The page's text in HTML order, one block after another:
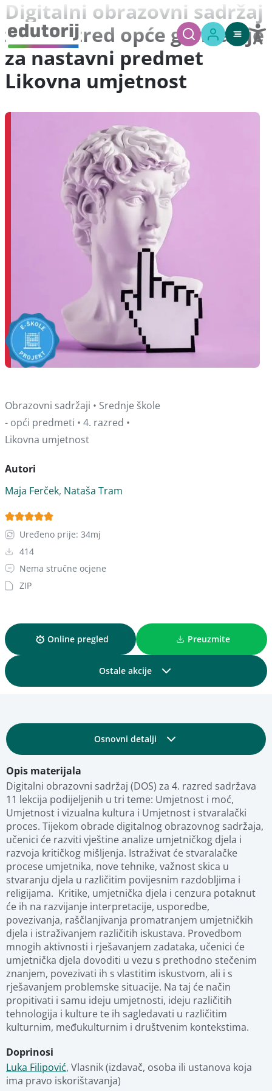
Digitalni obrazovni sadržaj
za 4. razred opće gimnazije
za nastavni predmet
Likovna umjetnost
Obrazovni sadržaji • Srednje škole
- opći predmeti • 4. razred •
Likovna umjetnost
Autori
Maja Ferček, Nataša Tram
Uređeno prije: 34mj
414
Nema stručne ocjene
ZIP
Online pregled Preuzmite
Ostale akcije
Dodajte u kolekciju
Dodajte u favorite
Pregled materijala
Osnovni detalji
Obrazovni i tehnički detalji
Fotografije
Stručna ocjena
Povezani materijali
Opis materijala
Digitalni obrazovni sadržaj (DOS) za 4. razred sadržava
11 lekcija podijeljenih u tri teme: Umjetnost i moć,
Umjetnost i vizualna kultura i Umjetnost i stvaralački
proces. Tijekom obrade digitalnog obrazovnog sadržaja,
učenici će razviti vještine analize umjetničkog djela i
razvoja kritičkog mišljenja. Istraživat će stvaralačke
procese umjetnika, nove tehnike, važnost skica u
stvaranju djela u različitim povijesnim razdobljima i
religijama.  Kritike, umjetnička djela i cenzura potaknut
će ih na razvijanje interpretacije, usporedbe,
povezivanja, raščlanjivanja promatranjem umjetničkih
djela i istraživanjem različitih iskustava. Provedbom
mnogih aktivnosti i rješavanjem zadataka, učenici će
umjetnička djela dovoditi u vezu s prethodno stečenim
znanjem, povezivati ih s vlastitim iskustvom, ali i s
rješavanjem problemske situacije. Na taj će način
propitivati i samu ideju umjetnosti, ideju različitih
tehnologija i kulture te ih sagledavati u različitim
kulturnim, međukulturnim i društvenim kontekstima.
Doprinosi
Luka Filipović, Vlasnik (izdavač, osoba ili ustanova koja
ima pravo iskorištavanja)